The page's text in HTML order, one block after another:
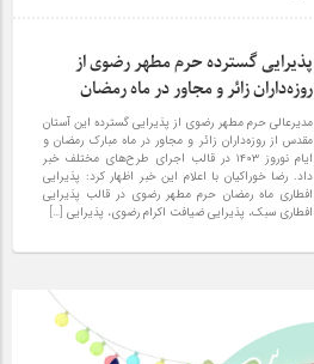
پذیرایی گسترده حرم مطهر رضوی از
روزه‌داران زائر و مجاور در ماه رمضان
مدیرعالی حرم مطهر رضوی از پذیرایی گسترده این آستان
مقدس از روزه‌داران زائر و مجاور در ماه مبارک رمضان و
ایام نوروز ۱۴۰۳ در قالب اجرای طرح‌های مختلف خبر
داد. رضا خوراکیان با اعلام این خبر اظهار کرد: پذیرایی
افطاری ماه رمضان حرم مطهر رضوی در قالب پذیرایی
افطاری سبک، پذیرایی ضیافت اکرام رضوی، پذیرایی […]